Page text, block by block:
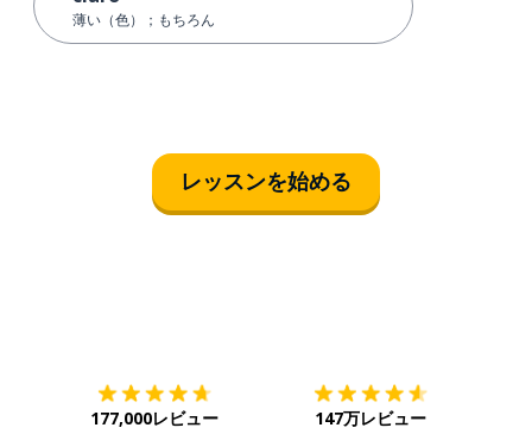
薄い（色）；もちろん
レッスンを始める
177,000レビュー 147万レビュー